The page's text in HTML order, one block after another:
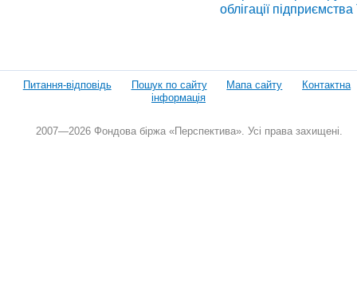
облігації
Питання-відповідь Пошук по сайту Мапа сайту
Контактна
інформація
2007—2026 Фондова біржа «Перспектива». Усі права захищені.